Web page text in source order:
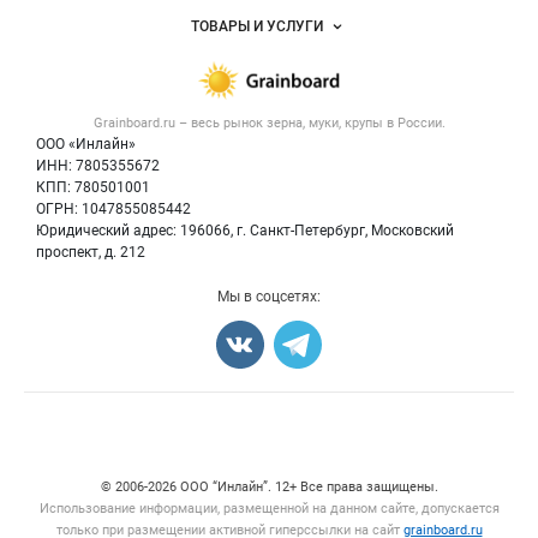
Grainboard.ru – весь рынок зерна, муки, крупы в России.
ООО «Инлайн»
ИНН: 7805355672
КПП: 780501001
ОГРН: 1047855085442
Юридический адрес: 196066, г. Санкт-Петербург, Московский
проспект, д. 212
Размещение рекламы
Публичная оферта
Контактная информация
Политика обработки персональных данных
Объявления
Новости рынка
ТОВАРЫ И УСЛУГИ
Крупы
Мука
Мы в соцсетях:
© 2006‑2026 ООО “Инлайн”. 12+ Все права защищены.
Использование информации, размещенной на данном сайте, допускается
только при размещении активной гиперссылки на сайт grainboard.ru